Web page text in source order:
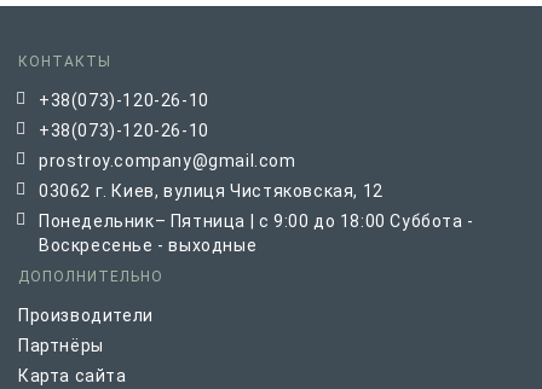
КОНТАКТЫ
+38(073)-120-26-10
+38(073)-120-26-10
prostroy.company@gmail.com
03062 г. Киев, вулиця Чистяковская, 12
Понедельник– Пятница | с 9:00 до 18:00 Суббота -
Воскресенье - выходные
ДОПОЛНИТЕЛЬНО
Производители
Партнёры
Карта сайта